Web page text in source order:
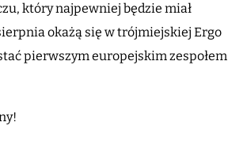
który najpewniej będzie miał
okażą się w trójmiejskiej Ergo
pierwszym europejskim zespołem